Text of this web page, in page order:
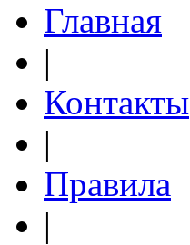
Главная
|
Контакты
|
Правила
|